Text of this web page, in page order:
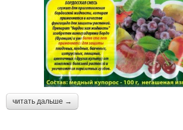
читать дальше →